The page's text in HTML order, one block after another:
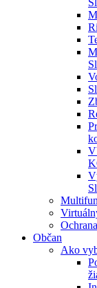
Občan
Ako